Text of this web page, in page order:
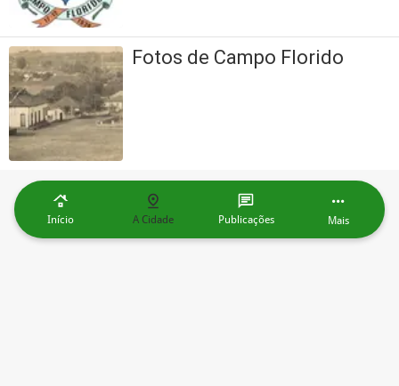
Fotos de Campo Florido
Início A Cidade Publicações Mais